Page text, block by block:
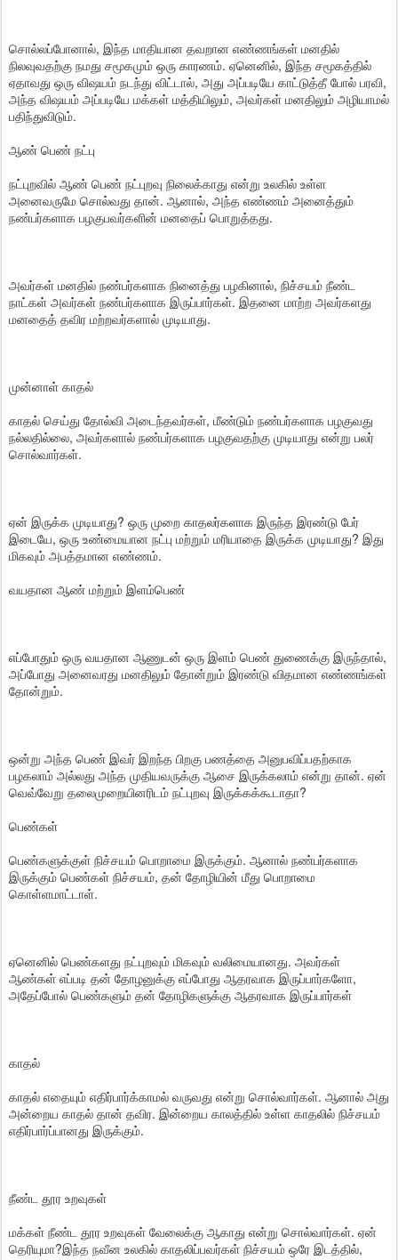
சொல்லப்போனால், இந்த மாதியான தவறான எண்ணங்கள் மனதில்
நிலவுவதற்கு நமது சமூகமும் ஒரு காரணம். ஏனெனில், இந்த சமூகத்தில்
ஏதாவது ஒரு விஷயம் நடந்து விட்டால், அது அப்படியே காட்டுத்தீ போல் பரவி,
அந்த விஷயம் அப்படியே மக்கள் மத்தியிலும், அவர்கள் மனதிலும் அழியாமல்
பதிந்துவிடும்.
ஆண் பெண் நட்பு
நட்புறவில் ஆண் பெண் நட்புறவு நிலைக்காது என்று உலகில் உள்ள
அனைவருமே சொல்வது தான். ஆனால், அந்த எண்ணம் அனைத்தும்
நண்பர்களாக பழகுபவர்களின் மனதைப் பொறுத்தது.
அவர்கள் மனதில் நண்பர்களாக நினைத்து பழகினால், நிச்சயம் நீண்ட
நாட்கள் அவர்கள் நண்பர்களாக இருப்பார்கள். இதனை மாற்ற அவர்களது
மனதைத் தவிர மற்றவர்களால் முடியாது.
முன்னாள் காதல்
காதல் செய்து தோல்வி அடைந்தவர்கள், மீண்டும் நண்பர்களாக பழகுவது
நல்லதில்லை, அவர்களால் நண்பர்களாக பழகுவதற்கு முடியாது என்று பலர்
சொல்வார்கள்.
ஏன் இருக்க முடியாது? ஒரு முறை காதலர்களாக இருந்த இரண்டு பேர்
இடையே, ஒரு உண்மையான நட்பு மற்றும் மரியாதை இருக்க முடியாது? இது
மிகவும் அபத்தமான எண்ணம்.
வயதான ஆண் மற்றும் இளம்பெண்
எப்போதும் ஒரு வயதான ஆணுடன் ஒரு இளம் பெண் துணைக்கு இருந்தால்,
அப்போது அனைவரது மனதிலும் தோன்றும் இரண்டு விதமான எண்ணங்கள்
தோன்றும்.
ஒன்று அந்த பெண் இவர் இறந்த பிறகு பணத்தை அனுபவிப்பதற்காக
பழகலாம் அல்லது அந்த முதியவருக்கு ஆசை இருக்கலாம் என்று தான். ஏன்
வெவ்வேறு தலைமுறையினரிடம் நட்புறவு இருக்கக்கூடாதா?
பெண்கள்
பெண்களுக்குள் நிச்சயம் பொறாமை இருக்கும். ஆனால் நண்பர்களாக
இருக்கும் பெண்கள் நிச்சயம், தன் தோழியின் மீது பொறாமை
கொள்ளமாட்டாள்.
ஏனெனில் பெண்களது நட்புறவும் மிகவும் வலிமையானது. அவர்கள்
ஆண்கள் எப்படி தன் தோழனுக்கு எப்போது ஆதரவாக இருப்பார்களோ,
அதேப்போல் பெண்களும் தன் தோழிகளுக்கு ஆதரவாக இருப்பார்கள்
காதல்
காதல் எதையும் எதிர்பார்க்காமல் வருவது என்று சொல்வார்கள். ஆனால் அது
அன்றைய காதல் தான் தவிர. இன்றைய காலத்தில் உள்ள காதலில் நிச்சயம்
எதிர்பார்ப்பானது இருக்கும்.
நீண்ட தூர உறவுகள்
மக்கள் நீண்ட தூர உறவுகள் வேலைக்கு ஆகாது என்று சொல்வார்கள். ஏன்
தெரியுமா?இந்த நவீன உலகில் காதலிப்பவர்கள் நிச்சயம் ஒரே இடத்தில்,